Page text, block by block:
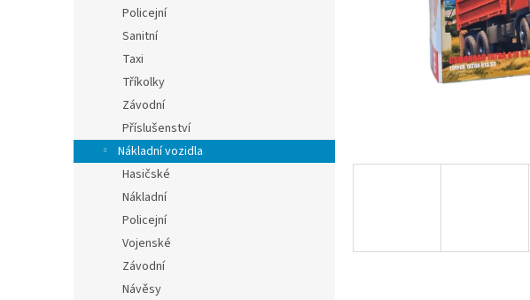
Policejní
Sanitní
Taxi
Tříkolky
Závodní
Příslušenství
Nákladní vozidla
Hasičské
Nákladní
Policejní
Vojenské
Závodní
Návěsy